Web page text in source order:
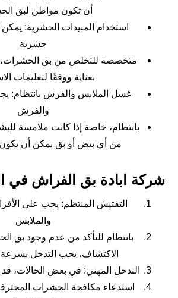
أن تكون مواطن لبق
استخدام المبيدات الحشرية:
حشرية
متخصصة للتخلص من بق الحشرات،
بعناية ووفقًا لتعليمات
غسل الملابس والفرش بانتظام:
والفرش
بانتظام، خاصة إذا كانت ملامسة
من أي بيض أو بق يمكن أن يكون
شركة ابادة بق الفراش في
التفتيش المنتظم: يجب على
والملابس
بانتظام للتأكد من عدم وجود بق
الاكتشاف، يجب التدخل
التدخل المهني: في بعض الحالات،
استدعاء مكافحة الحشرات